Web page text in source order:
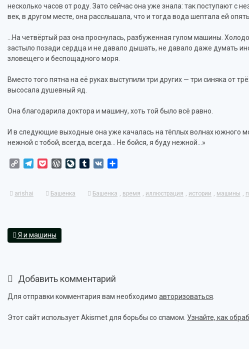
несколько часов от роду. Зато сейчас она уже знала: так поступают с
век, в другом месте, она расслышала, что и тогда вода шептала ей
…На четвёртый раз она проснулась, разбуженная гулом машины.
застыло позади сердца и не давало дышать, не давало даже думать
зловещего и беспощадного моря.
Вместо того пятна на её руках выступили три других — три синяка от
высосала душевный яд.
Она благодарила доктора и машину, хоть той было всё равно.
И в следующие выходные она уже качалась на тёплых волнах южного
нежной с тобой, всегда, всегда… Не бойся, я буду нежной…»
Copy TelegramPocketWordPress
LiveJournal
Tumblr
VK
arishai Башенка Башенка , время , иллюстрация , истории , машины ,
Я и машины
Добавить комментарий
Для отправки комментария вам необходимо авторизоваться
Этот сайт использует Akismet для борьбы со спамом. Узнайте, как